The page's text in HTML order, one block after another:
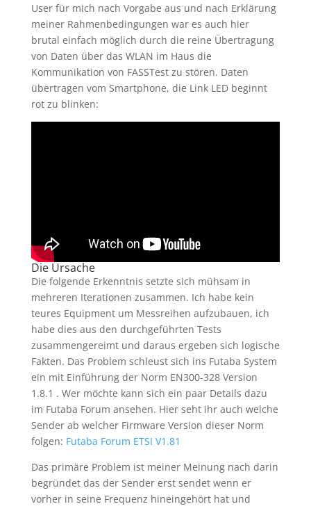
User für mich nach Vorgabe aus und nach Erklärung
meiner Rahmenbedingungen war es auch hier
brutal einfach möglich durch die reine Übertragung
von Daten über das WLAN im Haus die
Kommunikation von FASSTest zu stören. Daten
übertragen vom Smartphone, die Link LED beginnt
rot zu blinken:
Die Ursache
Die folgende Erkenntnis setzte sich mühsam in
mehreren Iterationen zusammen. Ich habe kein
teures Equipment um Messreihen aufzubauen, ich
habe dies aus den durchgeführten Tests
zusammengereimt und daraus ergeben sich logische
Fakten. Das Problem schleust sich ins Futaba System
ein mit Einführung der Norm EN300-328 Version
1.8.1 . Wer möchte kann sich ein paar Details dazu
im Futaba Forum ansehen. Hier seht ihr auch welche
Sender ab welcher Firmware Version dieser Norm
folgen: Futaba Forum ETSI V1.81
Das primäre Problem ist meiner Meinung nach darin
begründet das der Sender erst sendet wenn er
vorher in seine Frequenz hineingehört hat und